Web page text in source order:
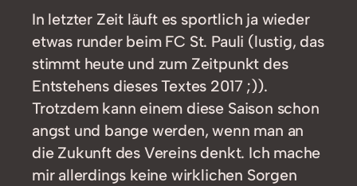
In letzter Zeit läuft es sportlich ja wieder
etwas runder beim FC St. Pauli (lustig, das
stimmt heute und zum Zeitpunkt des
Entstehens dieses Textes 2017 ;)).
Trotzdem kann einem diese Saison schon
angst und bange werden, wenn man an
die Zukunft des Vereins denkt. Ich mache
mir allerdings keine wirklichen Sorgen